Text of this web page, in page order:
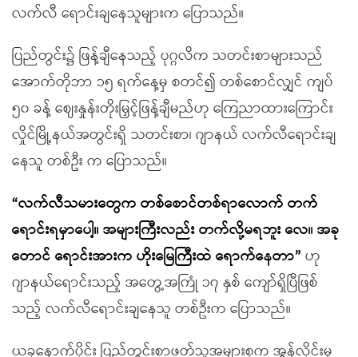
လက်လီ ရောင်းချနေသူများက ပြောသည်။
ပြည်တွင်း၌ ဖြန့်ချီနေသည့် ပုဂ္ဂလိက သတင်းစာများသည်
အောက်တိုဘာ ၁၅ ရက်နေ့မှ စတင်၍ တစ်စောင်လျှင် ကျပ်
၅၀ ခန့် ဈေးနှုန်းတိုးမြှင့်ဖြန့်ချီမည်ဟု ကြေညာထားကြောင်း
လှိုင်မြို့နယ်အတွင်းရှိ သတင်းစာ၊ ဂျာနယ် လက်လီရောင်းချ
နေသူ တစ်ဦး က ပြောသည်။
“လက်လီသမားတွေက တစ်စောင်တစ်ရာလောက် တက်
ရောင်းရမှာပေါ့။ အများကြီးလည်း တက်လို့မရဘူး လေ။ အခု
တောင် ရောင်းအားက ဟိုးမြေကြီးထဲ ရောက်နေတာ” ဟု
ဂျာနယ်ရောင်းသည့် အတွေ့အကြုံ ၁၇ နှစ် ကျော်ရှိပြီဖြစ်
သည့် လက်လီရောင်းချနေသူ တစ်ဦးက ပြောသည်။
ယခုနောက်ပိုင်း ပြည်တွင်းစာဖတ်သူအများစုက အွန်လိုင်းမှ